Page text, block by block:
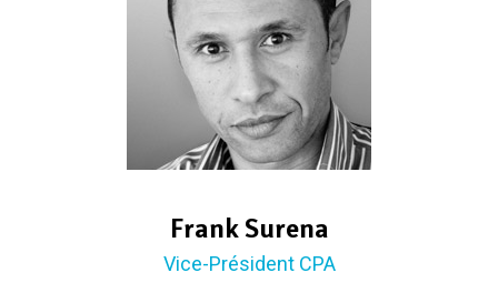
Frank Surena
Vice-Président CPA